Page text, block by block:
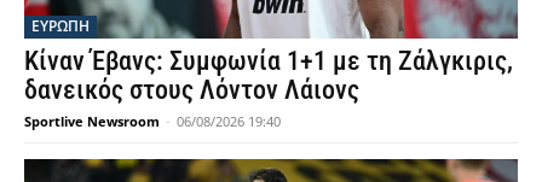
ΕΥΡΩΠΗ
Κίναν Έβανς: Συμφωνία 1+1 με τη Ζάλγκιρις,
δανεικός στους Λόντον Λάιονς
Sportlive Newsroom - 06/08/2026 19:40